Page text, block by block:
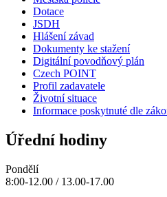
Dotace
JSDH
Hlášení závad
Dokumenty ke stažení
Digitální povodňový plán
Czech POINT
Profil zadavatele
Životní situace
Informace poskytnuté dle
Úřední hodiny
Pondělí
8:00-12.00 / 13.00-17.00